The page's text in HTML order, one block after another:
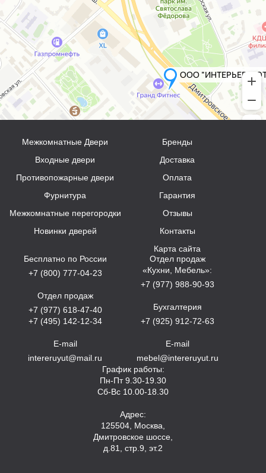
Межкомнатные Двери
Входные двери
Противопожарные двери
Фурнитура
Межкомнатные перегородки
Новинки дверей
Бренды
Доставка
Оплата
Гарантия
Отзывы
Контакты
Карта сайта
Бесплатно по России
+7 (800) 777-04-23
Отдел продаж
+7 (977) 618-47-40
+7 (495) 142-12-34
E-mail
intereruyut@mail.ru
Отдел продаж
«Кухни, Мебель»:
+7 (977) 988-90-93
Бухгалтерия
+7 (925) 912-72-63
E-mail
mebel@intereruyut.ru
График работы:
Пн-Пт 9.30-19.30
Сб-Вс 10.00-18.30
Адрес:
125504, Москва,
Дмитровское шоссе,
д.81, стр.9, эт.2